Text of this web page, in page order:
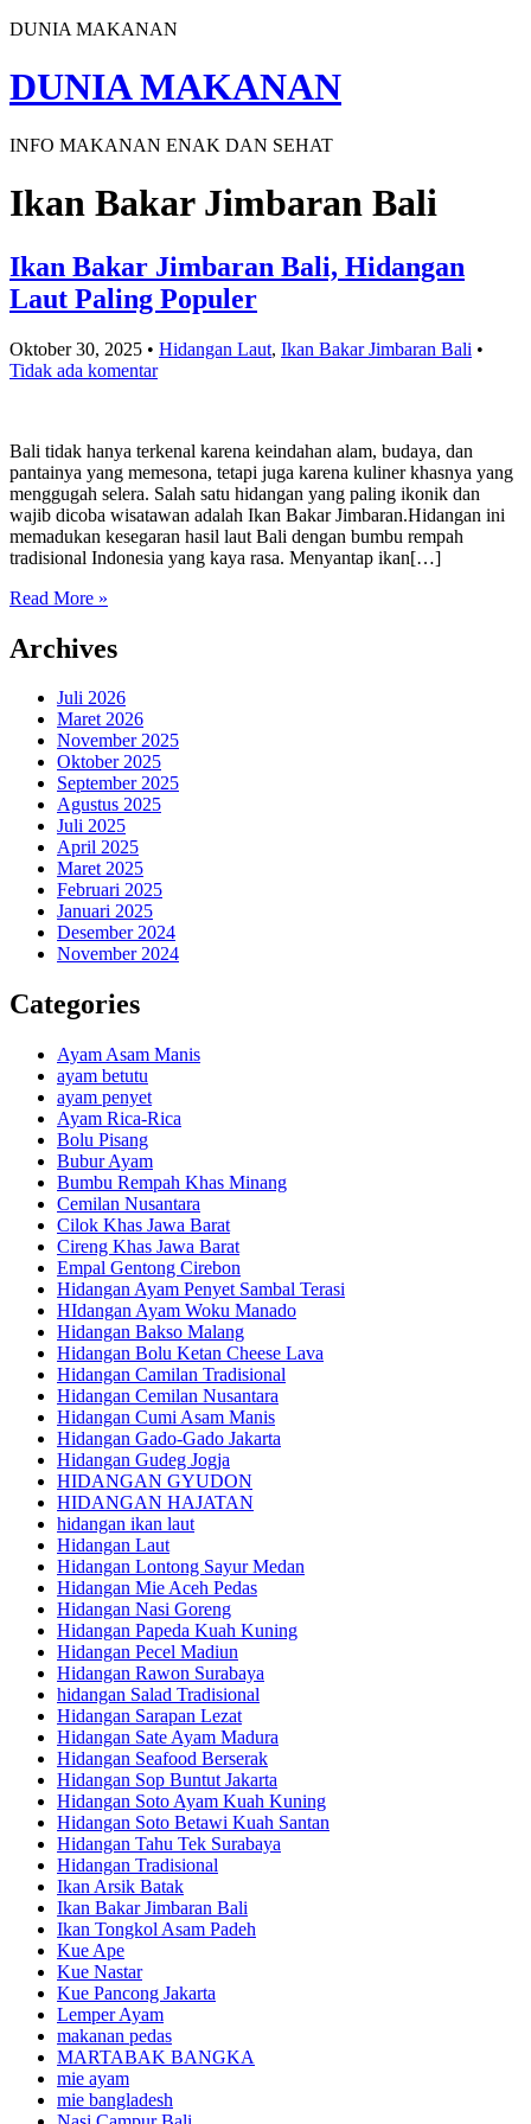
DUNIA MAKANAN
DUNIA MAKANAN
INFO MAKANAN ENAK DAN SEHAT
Ikan Bakar Jimbaran Bali
Ikan Bakar Jimbaran Bali, Hidangan
Laut Paling Populer
Oktober 30, 2025 • Hidangan Laut, Ikan Bakar Jimbaran Bali •
Tidak ada komentar
Bali tidak hanya terkenal karena keindahan alam, budaya, dan
pantainya yang memesona, tetapi juga karena kuliner khasnya yang
menggugah selera. Salah satu hidangan yang paling ikonik dan
wajib dicoba wisatawan adalah Ikan Bakar Jimbaran.Hidangan ini
memadukan kesegaran hasil laut Bali dengan bumbu rempah
tradisional Indonesia yang kaya rasa. Menyantap ikan[…]
Read More »
Archives
Juli 2026
Maret 2026
November 2025
Oktober 2025
September 2025
Agustus 2025
Juli 2025
April 2025
Maret 2025
Februari 2025
Januari 2025
Desember 2024
November 2024
Categories
Ayam Asam Manis
ayam betutu
ayam penyet
Ayam Rica-Rica
Bolu Pisang
Bubur Ayam
Bumbu Rempah Khas Minang
Cemilan Nusantara
Cilok Khas Jawa Barat
Cireng Khas Jawa Barat
Empal Gentong Cirebon
Hidangan Ayam Penyet Sambal Terasi
HIdangan Ayam Woku Manado
Hidangan Bakso Malang
Hidangan Bolu Ketan Cheese Lava
Hidangan Camilan Tradisional
Hidangan Cemilan Nusantara
Hidangan Cumi Asam Manis
Hidangan Gado-Gado Jakarta
Hidangan Gudeg Jogja
HIDANGAN GYUDON
HIDANGAN HAJATAN
hidangan ikan laut
Hidangan Laut
Hidangan Lontong Sayur Medan
Hidangan Mie Aceh Pedas
Hidangan Nasi Goreng
Hidangan Papeda Kuah Kuning
Hidangan Pecel Madiun
Hidangan Rawon Surabaya
hidangan Salad Tradisional
Hidangan Sarapan Lezat
Hidangan Sate Ayam Madura
Hidangan Seafood Berserak
Hidangan Sop Buntut Jakarta
Hidangan Soto Ayam Kuah Kuning
Hidangan Soto Betawi Kuah Santan
Hidangan Tahu Tek Surabaya
Hidangan Tradisional
Ikan Arsik Batak
Ikan Bakar Jimbaran Bali
Ikan Tongkol Asam Padeh
Kue Ape
Kue Nastar
Kue Pancong Jakarta
Lemper Ayam
makanan pedas
MARTABAK BANGKA
mie ayam
mie bangladesh